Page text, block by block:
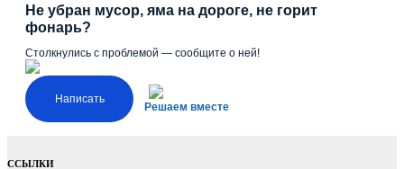
Не убран мусор, яма на дороге, не горит
фонарь?
Столкнулись с проблемой — сообщите о ней!
Написать
Решаем вместе
ССЫЛКИ